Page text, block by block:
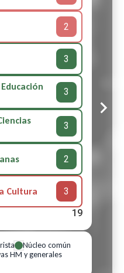
2
3
3
3
2
Cultura
3
19
Núcleo común
HM y generales